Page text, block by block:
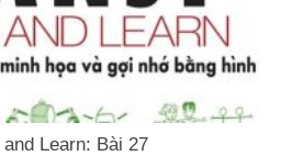
Learn: Bài 27